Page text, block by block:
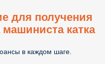
для получения
катка
в каждом шаге.